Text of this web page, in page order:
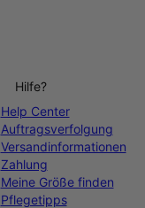
Hilfe?
Help Center
Auftragsverfolgung
Versandinformationen
Zahlung
Meine Größe finden
Pflegetipps